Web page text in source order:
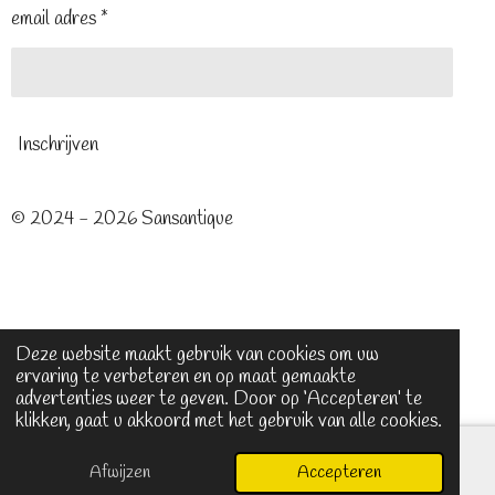
Deze website maakt gebruik van cookies om uw
ervaring te verbeteren en op maat gemaakte
advertenties weer te geven. Door op ‘Accepteren’ te
klikken, gaat u akkoord met het gebruik van alle cookies.
Afwijzen Accepteren
email adres *
Inschrijven
© 2024 - 2026 Sansantique